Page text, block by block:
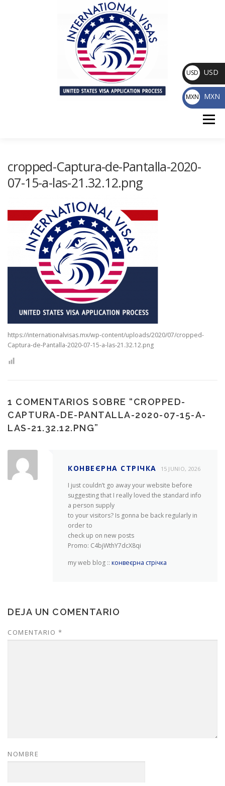
Menú
CONTACTO
cropped-Captura-de-Pantalla-2020-
07-15-a-las-21.32.12.png
https://internationalvisas.mx/wp-content/uploads/2020/07/cropped-
Captura-de-Pantalla-2020-07-15-a-las-21.32.12.png
1 COMENTARIOS SOBRE “CROPPED-
CAPTURA-DE-PANTALLA-2020-07-15-A-
LAS-21.32.12.PNG”
КОНВЕЄРНА СТРІЧКА 15 JUNIO, 2026
I just couldn’t go away your website before
suggesting that I really loved the standard info
a person supply
to your visitors? Is gonna be back regularly in
order to
check up on new posts
Promo: C4bjWthY7dcX8qi
my web blog :: конвеєрна стрічка
DEJA UN COMENTARIO
COMENTARIO *
NOMBRE
USD
$
USD
MXN
$
MXN